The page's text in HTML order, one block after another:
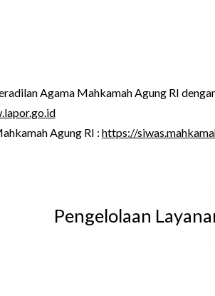
Agama Mahkamah Agung RI
Agung RI : https://
Pengelolaan